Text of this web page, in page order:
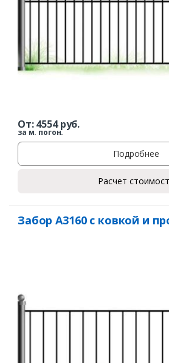
Ваше имя*
От:4554руб.
за м. погон.
Подробнее
Расчет
Забор А3160 с ковкой и